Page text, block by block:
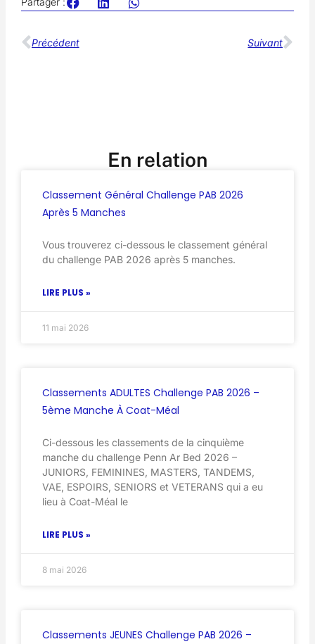
Précédent Suivant
En relation
Classement Général Challenge PAB 2026
Après 5 Manches
Vous trouverez ci-dessous le classement général
du challenge PAB 2026 après 5 manches.
LIRE PLUS »
11 mai 2026
Classements ADULTES Challenge PAB 2026 –
5ème Manche À Coat-Méal
Ci-dessous les classements de la cinquième
manche du challenge Penn Ar Bed 2026 –
JUNIORS, FEMININES, MASTERS, TANDEMS,
VAE, ESPOIRS, SENIORS et VETERANS qui a eu
lieu à Coat-Méal le
LIRE PLUS »
8 mai 2026
Classements JEUNES Challenge PAB 2026 –